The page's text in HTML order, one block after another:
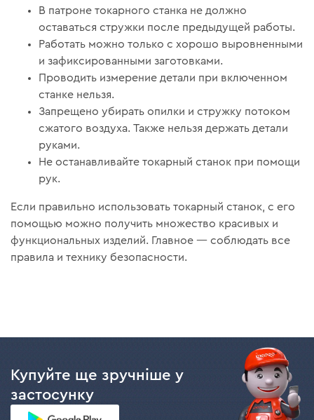
В патроне токарного станка не должно
оставаться стружки после предыдущей работы.
Работать можно только с хорошо выровненными
и зафиксированными заготовками.
Проводить измерение детали при включенном
станке нельзя.
Запрещено убирать опилки и стружку потоком
сжатого воздуха. Также нельзя держать детали
руками.
Не останавливайте токарный станок при помощи
рук.
Если правильно использовать токарный станок, с его
помощью можно получить множество красивых и
функциональных изделий. Главное — соблюдать все
правила и технику безопасности.
Купуйте ще зручніше у
застосунку